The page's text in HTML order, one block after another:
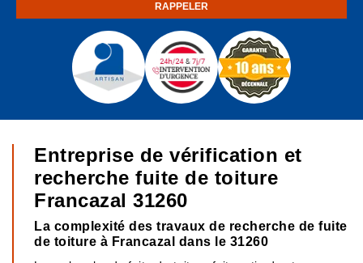
Entreprise de vérification et
recherche fuite de toiture
Francazal 31260
La complexité des travaux de recherche de fuite
de toiture à Francazal dans le 31260